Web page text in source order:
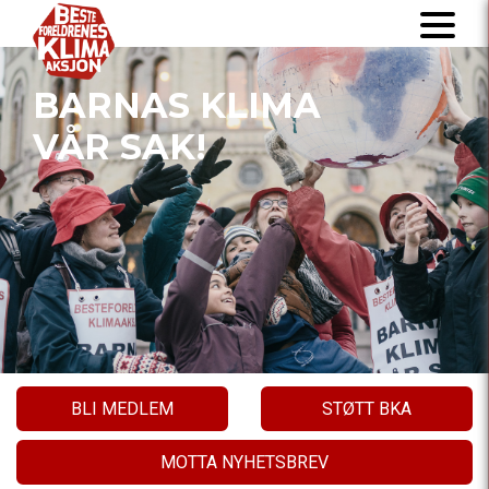
BARNAS KLIMA
VÅR SAK!
BLI MEDLEM STØTT BKA
MOTTA NYHETSBREV